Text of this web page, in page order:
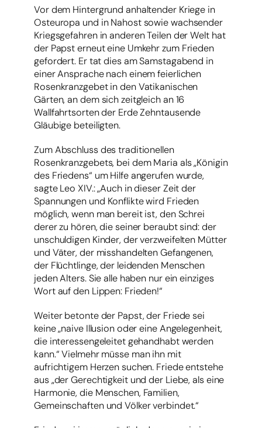
Vor dem Hintergrund anhaltender Kriege in
Osteuropa und in Nahost sowie wachsender
Kriegsgefahren in anderen Teilen der Welt hat
der Papst erneut eine Umkehr zum Frieden
gefordert. Er tat dies am Samstagabend in
einer Ansprache nach einem feierlichen
Rosenkranzgebet in den Vatikanischen
Gärten, an dem sich zeitgleich an 16
Wallfahrtsorten der Erde Zehntausende
Gläubige beteiligten.
Zum Abschluss des traditionellen
Rosenkranzgebets, bei dem Maria als „Königin
des Friedens“ um Hilfe angerufen wurde,
sagte Leo XIV.: „Auch in dieser Zeit der
Spannungen und Konflikte wird Frieden
möglich, wenn man bereit ist, den Schrei
derer zu hören, die seiner beraubt sind: der
unschuldigen Kinder, der verzweifelten Mütter
und Väter, der misshandelten Gefangenen,
der Flüchtlinge, der leidenden Menschen
jeden Alters. Sie alle haben nur ein einziges
Wort auf den Lippen: Frieden!“
Weiter betonte der Papst, der Friede sei
keine „naive Illusion oder eine Angelegenheit,
die interessengeleitet gehandhabt werden
kann.“ Vielmehr müsse man ihn mit
aufrichtigem Herzen suchen. Friede entstehe
aus „der Gerechtigkeit und der Liebe, als eine
Harmonie, die Menschen, Familien,
Gemeinschaften und Völker verbindet.“